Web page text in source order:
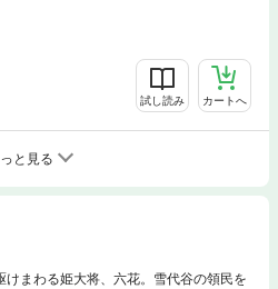
試し読み カートへ
と見る
まわる姫大将、六花。雪代谷の領民を